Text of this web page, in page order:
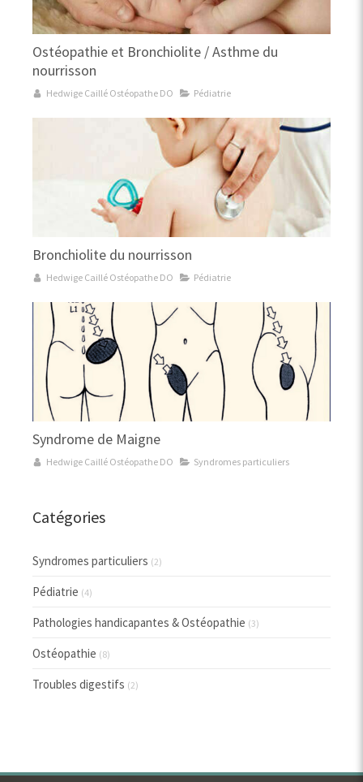
Ostéopathie et Bronchiolite / Asthme du
nourrisson
Hedwige Caillé Ostéopathe DO Pédiatrie
Bronchiolite du nourrisson
Hedwige Caillé Ostéopathe DO Pédiatrie
Syndrome de Maigne
Hedwige Caillé Ostéopathe DO Syndromes particuliers
Catégories
Syndromes particuliers (2)
Pédiatrie (4)
Pathologies handicapantes & Ostéopathie (3)
Ostéopathie (8)
Troubles digestifs (2)